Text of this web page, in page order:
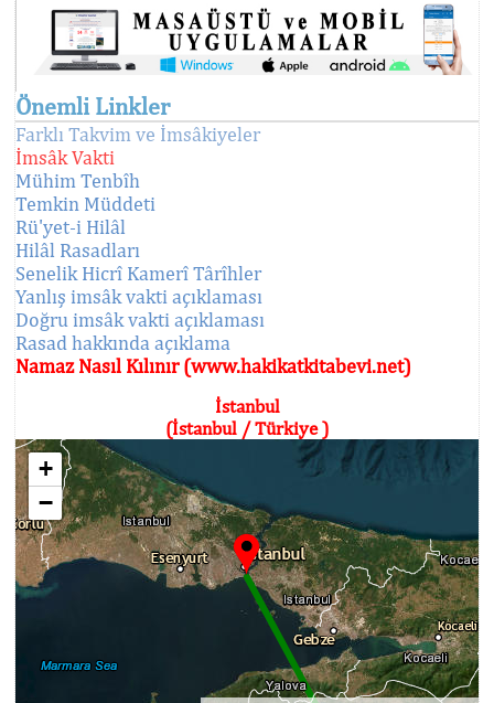
Önemli Linkler
Farklı Takvim ve İmsâkiyeler
İmsâk Vakti
Mühim Tenbîh
Temkin Müddeti
Rü'yet-i Hilâl
Hilâl Rasadları
Senelik Hicrî Kamerî Târîhler
Yanlış imsâk vakti açıklaması
Doğru imsâk vakti açıklaması
Rasad hakkında açıklama
Namaz Nasıl Kılınır (www.hakikatkitabevi.net)
İstanbul
(İstanbul / Türkiye )
+
−